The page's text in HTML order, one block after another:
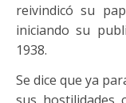
reivindicó su
iniciando su
1938.
Se dice que ya